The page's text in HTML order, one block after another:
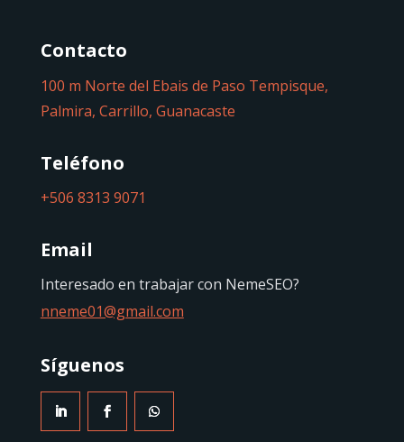
Contacto
100 m Norte del Ebais de Paso Tempisque,
Palmira, Carrillo, Guanacaste
Teléfono
+506 8313 9071
Email
Interesado en trabajar con NemeSEO?
nneme01@gmail.com
Síguenos